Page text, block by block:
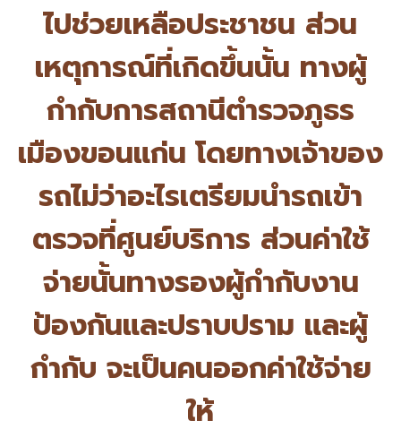
ไปช่วยเหลือประชาชน ส่วน
เหตุการณ์ที่เกิดขึ้นนั้น ทางผู้
กำกับการสถานีตำรวจภูธร
เมืองขอนแก่น โดยทางเจ้าของ
รถไม่ว่าอะไรเตรียมนำรถเข้า
ตรวจที่ศูนย์บริการ ส่วนค่าใช้
จ่ายนั้นทางรองผู้กำกับงาน
ป้องกันและปราบปราม และผู้
กำกับ จะเป็นคนออกค่าใช้จ่าย
ให้